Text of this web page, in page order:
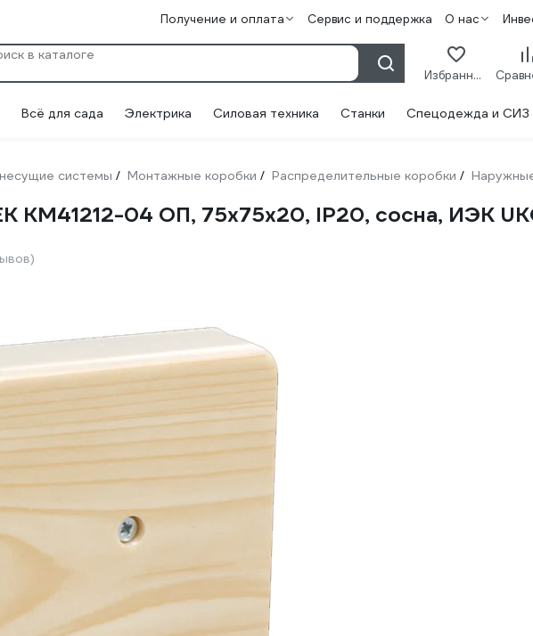
Получение и оплата Сервис и поддержка О нас
Избранное
Всё для сада Электрика Силовая техника Станки Спецодежда и СИЗ
системы / Монтажные коробки / Распределительные коробки /
КМ41212-04 ОП, 75x75x20, IP20, сосна, ИЭК